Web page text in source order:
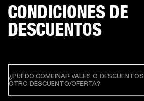
CONDICIONES DE
DESCUENTOS
¿PUEDO COMBINAR VALES O
OTRO DESCUENTO/OFERTA?